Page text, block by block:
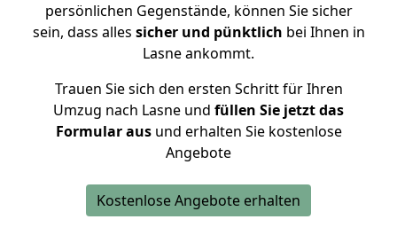
persönlichen Gegenstände, können Sie sicher
sein, dass alles sicher und pünktlich bei Ihnen in
Lasne ankommt.
Trauen Sie sich den ersten Schritt für Ihren
Umzug nach Lasne und füllen Sie jetzt das
Formular ausund erhalten Sie kostenlose
Angebote
Kostenlose Angebote erhalten